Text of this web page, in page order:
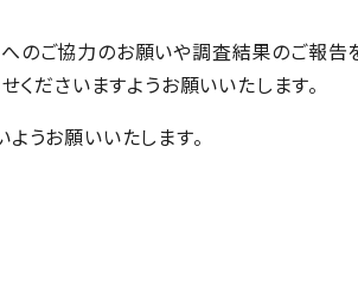
のご協力のお願いや調査結果のご報告
くださいますようお願いいたします。
うお願いいたします。